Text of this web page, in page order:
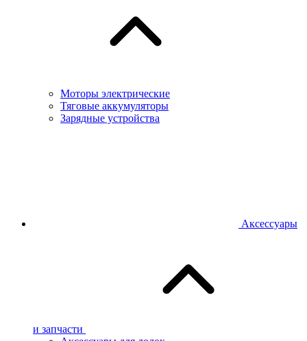
Моторы электрические
Тяговые аккумуляторы
Зарядные устройства
Аксессуары
и запчасти